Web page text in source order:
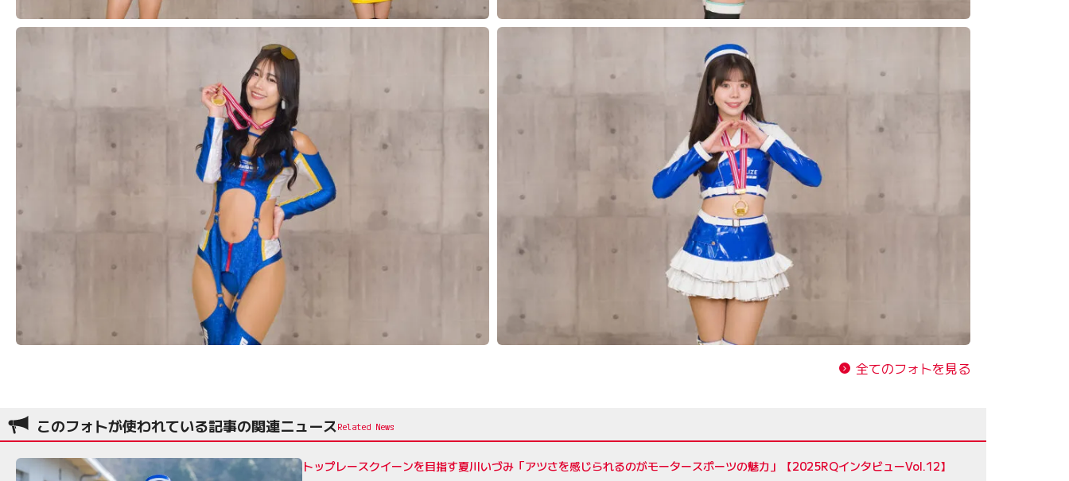
全てのフォトを見る
このフォトが使われている記事の関連ニュース
トップレースクイーンを目指す夏川いづみ「アツさを感じられるのがモータースポーツの魅力」【2025RQインタビューVol.12】